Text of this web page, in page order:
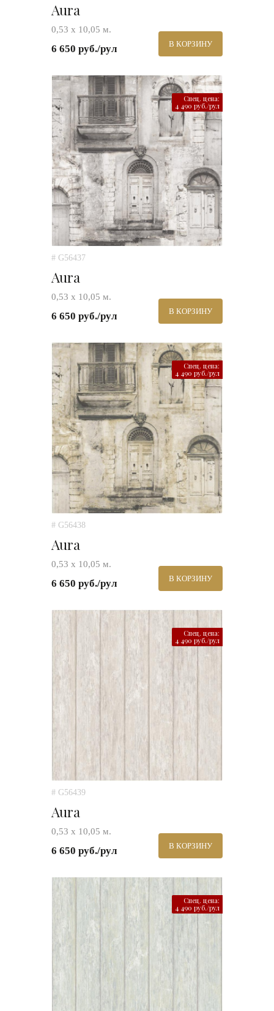
Aura
0,53 х 10,05 м.
6 650 руб./рул В КОРЗИНУ
Спец. цена:
4 490 руб./рул
# G56437
Aura
0,53 х 10,05 м.
6 650 руб./рул В КОРЗИНУ
Спец. цена:
4 490 руб./рул
# G56438
Aura
0,53 х 10,05 м.
6 650 руб./рул В КОРЗИНУ
Спец. цена:
4 490 руб./рул
# G56439
Aura
0,53 х 10,05 м.
6 650 руб./рул В КОРЗИНУ
Спец. цена:
4 490 руб./рул